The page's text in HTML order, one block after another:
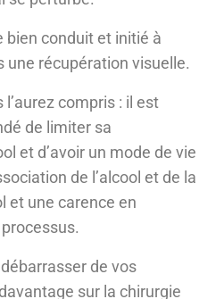
bien conduit et initié à
récupération visuelle.
l’aurez compris : il est
de limiter sa
et d’avoir un mode de vie
de l’alcool et de la
et une carence en
de vos
sur la chirurgie